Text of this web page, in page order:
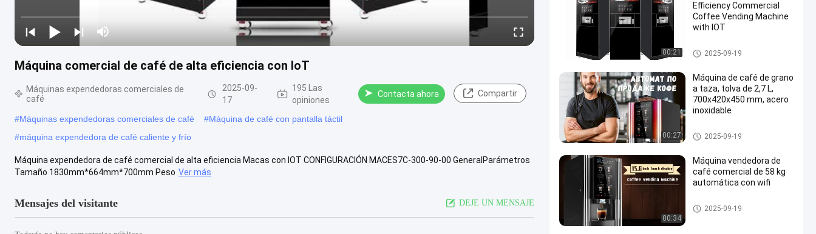
Máquina comercial de café de alta eficiencia con IoT
Máquinas expendedoras comerciales de
café
2025-09-
17
195 Las
opiniones
Contacta ahora Compartir
#Máquinas expendedoras comerciales de café #Máquina de café con pantalla táctil
#máquina expendedora de café caliente y frío
Máquina expendedora de café comercial de alta eficiencia Macas con IOT CONFIGURACIÓN MACES7C-300-90-00 GeneralParámetros
Tamaño 1830mm*664mm*700mm Peso Ver más
Mensajes del visitante DEJE UN MENSAJE
00:21
Efficiency Commercial
Coffee Vending Machine
with IOT
Máquinas expendedoras com
erciales de café
2025-09-19
00:27
Máquina de café de grano
a taza, tolva de 2,7 L,
700x420x450 mm, acero
inoxidable
Máquinas expendedoras com
erciales de café
2025-09-19
00:34
Máquina vendedora de
café comercial de 58 kg
automática con wifi
Máquinas expendedoras com
erciales de café
2025-09-19